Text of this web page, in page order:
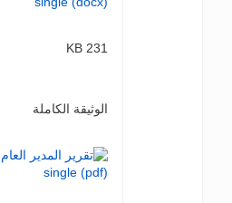
231 KB
الوثيقة الكاملة